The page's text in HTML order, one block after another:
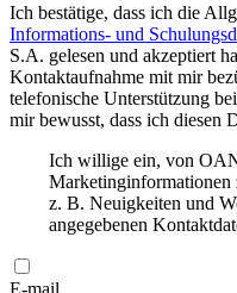
Ich bestätige, dass ich die
Informations- und
S.A. gelesen und akzeptiert
Kontaktaufnahme mit mir
telefonische Unterstützung
mir bewusst, dass ich diesen
Ich willige ein, von
Marketinginformationen
z. B. Neuigkeiten und
angegebenen
E-mail